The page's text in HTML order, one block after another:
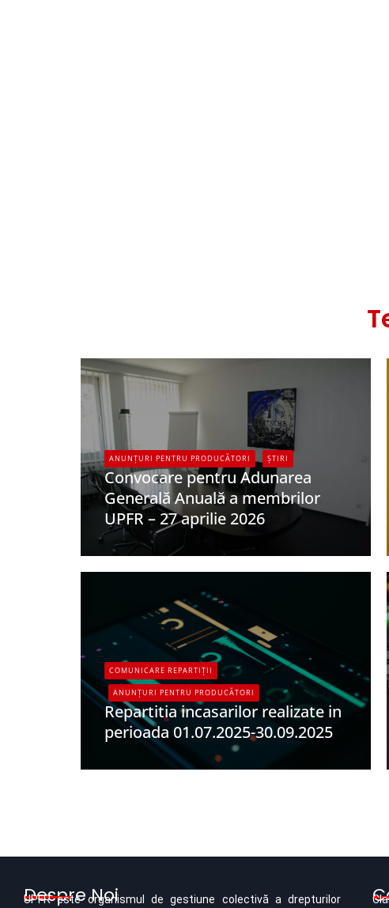
ANUNȚURI PENTRU PRODUCĂTORI ȘTIRI
Convocare pentru Adunarea
Generală Anuală a membrilor
UPFR – 27 aprilie 2026
UPFR
COMUNICARE REPARTIȚII
ANUNȚURI PENTRU PRODUCĂTORI
Repartitia incasarilor realizate in
perioada 01.07.2025-30.09.2025
Despre Noi
UPFR este organismul de gestiune colectivă a drepturilor